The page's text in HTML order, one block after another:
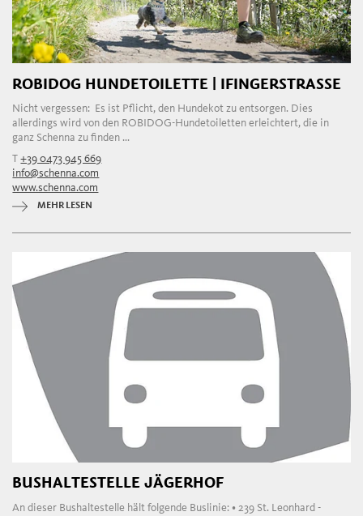
ROBIDOG HUNDETOILETTE | IFINGERSTRASSE
Nicht vergessen: Es ist Pflicht, den Hundekot zu entsorgen. Dies
allerdings wird von den ROBIDOG-Hundetoiletten erleichtert, die in
ganz Schenna zu finden ...
T+39 0473 945 669
info@schenna.com
www.schenna.com
MEHR LESEN
BUSHALTESTELLE JÄGERHOF
An dieser Bushaltestelle hält folgende Buslinie: • 239 St. Leonhard -